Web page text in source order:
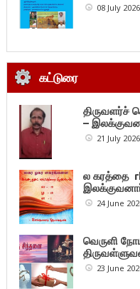
08 July 2026
கட்டுரை
திருவளர்ச்
–
21 July 2026
ல கரத்தை
24 June
வெருளி
23 June